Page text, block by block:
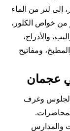
إلى لتر من الماء
خواص الكلور،
والأدراج،
ومفاتيح
عجمان
وغرف
والمدارس